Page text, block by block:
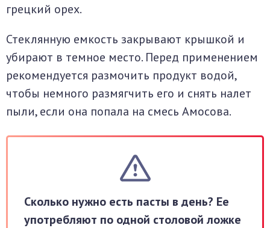
грецкий орех.
Стеклянную емкость закрывают крышкой и
убирают в темное место. Перед применением
рекомендуется размочить продукт водой,
чтобы немного размягчить его и снять налет
пыли, если она попала на смесь Амосова.
Сколько нужно есть пасты в день? Ее
употребляют по одной столовой ложке